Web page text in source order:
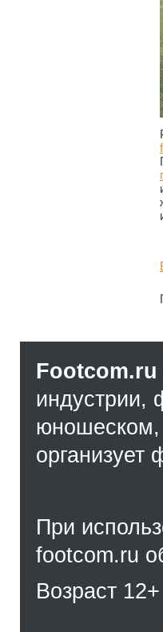
Footcom.ru
индустрии,
юношеском,
организует
При
footcom.ru
Возраст 12+